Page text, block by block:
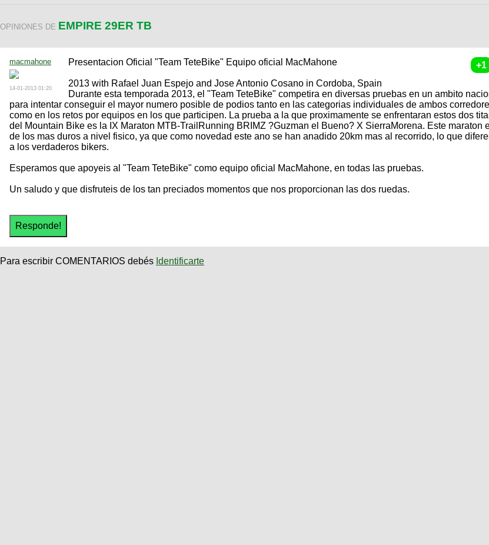
OPINIONES DE EMPIRE 29ER TB
macmahone
14-01-2013 01:20
Presentacion Oficial "Team TeteBike" Equipo oficial MacMahone
2013 with Rafael Juan Espejo and Jose Antonio Cosano in Cordoba, Spain
Durante esta temporada 2013, el "Team TeteBike" competira en diversas pruebas en un ambito
para intentar conseguir el mayor numero posible de podios tanto en las categorias individuales de ambos
como en los retos por equipos en los que participen. La prueba a la que proximamente se enfrentaran estos dos
del Mountain Bike es la IX Maraton MTB-TrailRunning BRIMZ ?Guzman el Bueno? X SierraMorena. Este maraton
de los mas duros a nivel fisico, ya que como novedad este ano se han anadido 20km mas al recorrido, lo que
a los verdaderos bikers.
Esperamos que apoyeis al "Team TeteBike" como equipo oficial MacMahone, en todas las pruebas.
Un saludo y que disfruteis de los tan preciados momentos que nos proporcionan las dos ruedas.
Para escribir COMENTARIOS debés Identificarte